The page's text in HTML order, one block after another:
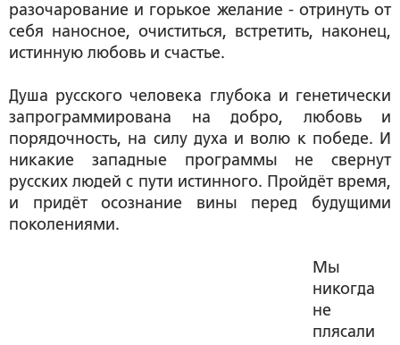
разочарование и горькое желание - отринуть от
себя наносное, очиститься, встретить, наконец,
истинную любовь и счастье.
Душа русского человека глубока и генетически
запрограммирована на добро, любовь и
порядочность, на силу духа и волю к победе. И
никакие западные программы не свернут
русских людей с пути истинного. Пройдёт время,
и придёт осознание вины перед будущими
поколениями.
Мы
никогда
не
плясали